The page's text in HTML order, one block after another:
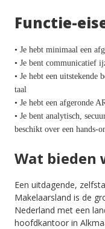
Functie-
• Je hebt minimaal een
• Je bent communicatief
• Je hebt een uitstekende
taal
• Je hebt een afgeronde
• Je bent analytisch,
beschikt over een hands-
Wat bieden
Een uitdagende,
Makelaarsland is de
Nederland met een
hoofdkantoor in